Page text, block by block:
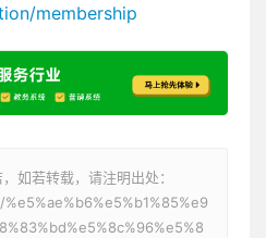
membership
如若转载，请注明出处：